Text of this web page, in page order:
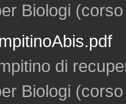
Biologi
di
Biologi